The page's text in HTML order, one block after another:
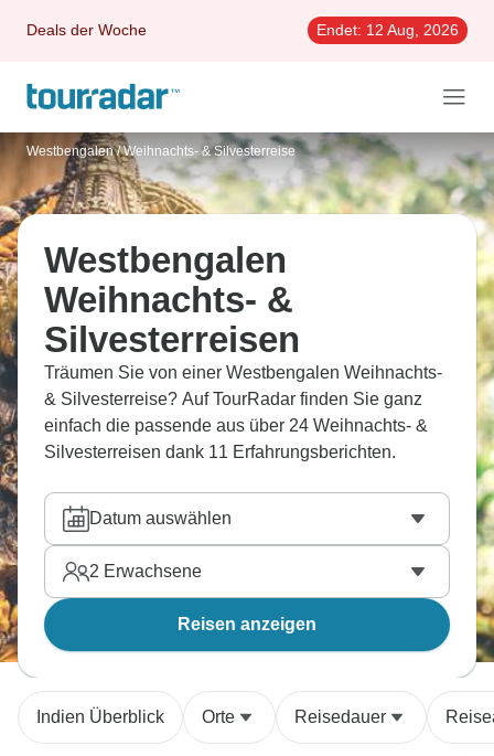
Deals der Woche Endet: 12 Aug, 2026
Westbengalen / Weihnachts- & Silvesterreise
Westbengalen
Weihnachts- &
Silvesterreisen
Träumen Sie von einer Westbengalen Weihnachts-
& Silvesterreise? Auf TourRadar finden Sie ganz
einfach die passende aus über 24 Weihnachts- &
Silvesterreisen dank 11 Erfahrungsberichten.
Datum auswählen
2 Erwachsene
Reisen anzeigen
Indien Überblick Orte Reisedauer